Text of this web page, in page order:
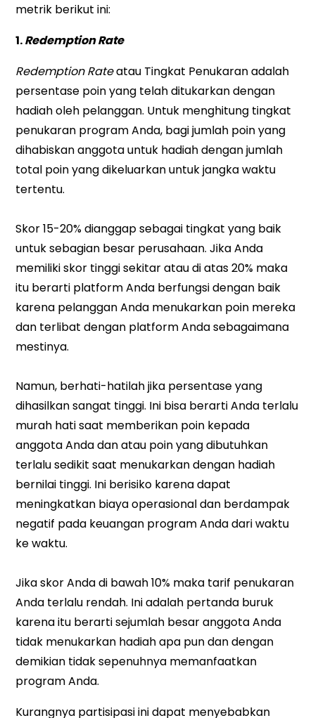
metrik berikut ini:
1.Redemption Rate
Redemption Rateatau Tingkat Penukaran adalah
persentase poin yang telah ditukarkan dengan
hadiah oleh pelanggan. Untuk menghitung tingkat
penukaran program Anda, bagi jumlah poin yang
dihabiskan anggota untuk hadiah dengan jumlah
total poin yang dikeluarkan untuk jangka waktu
tertentu.
Skor 15-20% dianggap sebagai tingkat yang baik
untuk sebagian besar perusahaan. Jika Anda
memiliki skor tinggi sekitar atau di atas 20% maka
itu berarti platform Anda berfungsi dengan baik
karena pelanggan Anda menukarkan poin mereka
dan terlibat dengan platform Anda sebagaimana
mestinya.
Namun, berhati-hatilah jika persentase yang
dihasilkan sangat tinggi. Ini bisa berarti Anda terlalu
murah hati saat memberikan poin kepada
anggota Anda dan atau poin yang dibutuhkan
terlalu sedikit saat menukarkan dengan hadiah
bernilai tinggi. Ini berisiko karena dapat
meningkatkan biaya operasional dan berdampak
negatif pada keuangan program Anda dari waktu
ke waktu.
Jika skor Anda di bawah 10% maka tarif penukaran
Anda terlalu rendah. Ini adalah pertanda buruk
karena itu berarti sejumlah besar anggota Anda
tidak menukarkan hadiah apa pun dan dengan
demikian tidak sepenuhnya memanfaatkan
program Anda.
Kurangnya partisipasi ini dapat menyebabkan